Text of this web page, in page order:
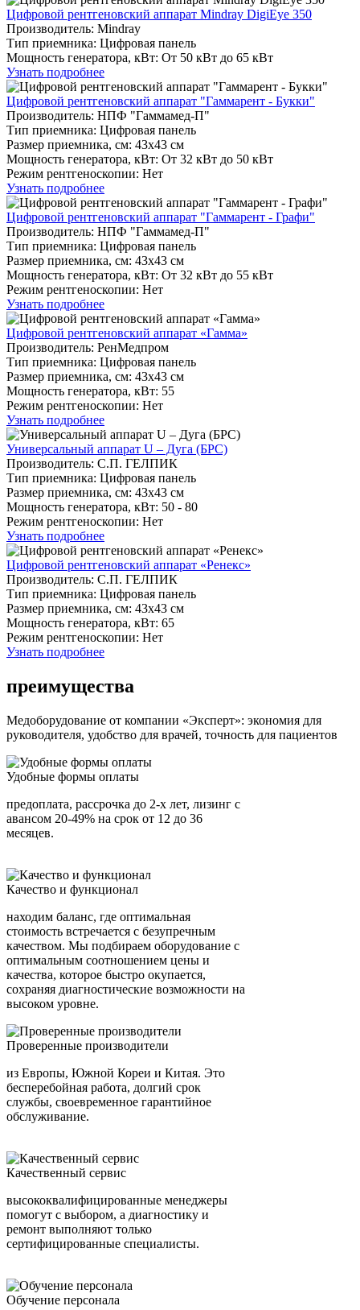
Цифровой рентгеновский аппарат Mindray DigiEye 350
Производитель: Mindray
Тип приемника: Цифровая панель
Мощность генератора, кВт: От 50 кВт до 65 кВт
Узнать подробнее
Цифровой рентгеновский аппарат "Гаммарент - Букки"
Производитель: НПФ "Гаммамед-П"
Тип приемника: Цифровая панель
Размер приемника, см: 43х43 см
Мощность генератора, кВт: От 32 кВт до 50 кВт
Режим рентгеноскопии: Нет
Узнать подробнее
Цифровой рентгеновский аппарат "Гаммарент - Графи"
Производитель: НПФ "Гаммамед-П"
Тип приемника: Цифровая панель
Размер приемника, см: 43х43 см
Мощность генератора, кВт: От 32 кВт до 55 кВт
Режим рентгеноскопии: Нет
Узнать подробнее
Цифровой рентгеновский аппарат «Гамма»
Производитель: РенМедпром
Тип приемника: Цифровая панель
Размер приемника, см: 43х43 см
Мощность генератора, кВт: 55
Режим рентгеноскопии: Нет
Узнать подробнее
Универсальный аппарат U – Дуга (БРС)
Производитель: С.П. ГЕЛПИК
Тип приемника: Цифровая панель
Размер приемника, см: 43х43 см
Мощность генератора, кВт: 50 - 80
Режим рентгеноскопии: Нет
Узнать подробнее
Цифровой рентгеновский аппарат «Ренекс»
Производитель: С.П. ГЕЛПИК
Тип приемника: Цифровая панель
Размер приемника, см: 43х43 см
Мощность генератора, кВт: 65
Режим рентгеноскопии: Нет
Узнать подробнее
преимущества
Медоборудование от компании «Эксперт»: экономия для
руководителя, удобство для врачей, точность для пациентов
Удобные формы оплаты
предоплата, рассрочка до 2-х лет, лизинг с
авансом 20-49% на срок от 12 до 36
месяцев.
Качество и функционал
находим баланс, где оптимальная
стоимость встречается с безупречным
качеством. Мы подбираем оборудование с
оптимальным соотношением цены и
качества, которое быстро окупается,
сохраняя диагностические возможности на
высоком уровне.
Проверенные производители
из Европы, Южной Кореи и Китая. Это
бесперебойная работа, долгий срок
службы, своевременное гарантийное
обслуживание.
Качественный сервис
высококвалифицированные менеджеры
помогут с выбором, а диагностику и
ремонт выполняют только
сертифицированные специалисты.
Обучение персонала